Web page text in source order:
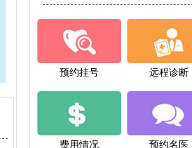
预约挂号 远程诊断
费用情况 预约名医